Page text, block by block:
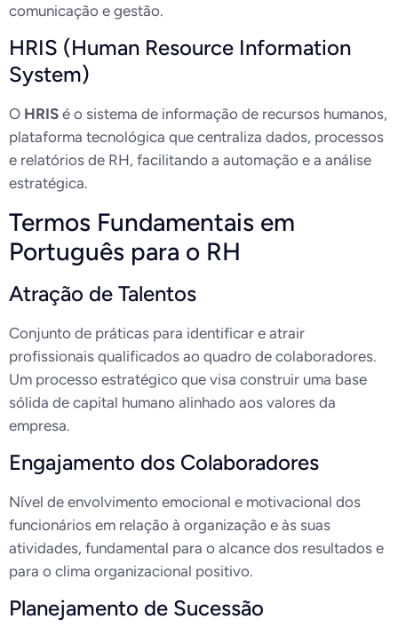
comunicação e gestão.
HRIS (Human Resource Information
System)
O HRIS é o sistema de informação de recursos humanos,
plataforma tecnológica que centraliza dados, processos
e relatórios de RH, facilitando a automação e a análise
estratégica.
Termos Fundamentais em
Português para o RH
Atração de Talentos
Conjunto de práticas para identificar e atrair
profissionais qualificados ao quadro de colaboradores.
Um processo estratégico que visa construir uma base
sólida de capital humano alinhado aos valores da
empresa.
Engajamento dos Colaboradores
Nível de envolvimento emocional e motivacional dos
funcionários em relação à organização e às suas
atividades, fundamental para o alcance dos resultados e
para o clima organizacional positivo.
Planejamento de Sucessão